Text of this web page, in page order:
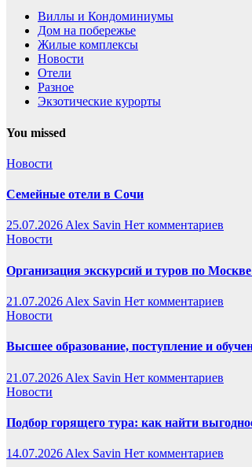
Виллы и Кондоминиумы
Дом на побережье
Жилые комплексы
Новости
Отели
Разное
Экзотические курорты
You missed
Новости
Семейные отели в Сочи
25.07.2026Alex Savin Нет комментариев
Новости
Организация экскурсий и туров по
21.07.2026 Alex Savin Нет комментариев
Новости
Высшее образование, поступление и
21.07.2026 Alex Savin Нет комментариев
Новости
Подбор горящего тура: как найти
14.07.2026 Alex Savin Нет комментариев